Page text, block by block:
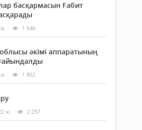
басқармасын Ғабит
1 546
әкімі аппаратының
1 902
ж. 2 257